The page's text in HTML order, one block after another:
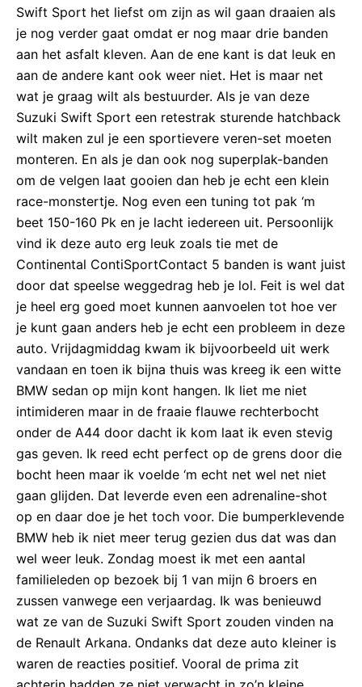
Swift Sport het liefst om zijn as wil gaan draaien als
je nog verder gaat omdat er nog maar drie banden
aan het asfalt kleven. Aan de ene kant is dat leuk en
aan de andere kant ook weer niet. Het is maar net
wat je graag wilt als bestuurder. Als je van deze
Suzuki Swift Sport een retestrak sturende hatchback
wilt maken zul je een sportievere veren-set moeten
monteren. En als je dan ook nog superplak-banden
om de velgen laat gooien dan heb je echt een klein
race-monstertje. Nog even een tuning tot pak ‘m
beet 150-160 Pk en je lacht iedereen uit. Persoonlijk
vind ik deze auto erg leuk zoals tie met de
Continental ContiSportContact 5 banden is want juist
door dat speelse weggedrag heb je lol. Feit is wel dat
je heel erg goed moet kunnen aanvoelen tot hoe ver
je kunt gaan anders heb je echt een probleem in deze
auto. Vrijdagmiddag kwam ik bijvoorbeeld uit werk
vandaan en toen ik bijna thuis was kreeg ik een witte
BMW sedan op mijn kont hangen. Ik liet me niet
intimideren maar in de fraaie flauwe rechterbocht
onder de A44 door dacht ik kom laat ik even stevig
gas geven. Ik reed echt perfect op de grens door die
bocht heen maar ik voelde ‘m echt net wel net niet
gaan glijden. Dat leverde even een adrenaline-shot
op en daar doe je het toch voor. Die bumperklevende
BMW heb ik niet meer terug gezien dus dat was dan
wel weer leuk. Zondag moest ik met een aantal
familieleden op bezoek bij 1 van mijn 6 broers en
zussen vanwege een verjaardag. Ik was benieuwd
wat ze van de Suzuki Swift Sport zouden vinden na
de Renault Arkana. Ondanks dat deze auto kleiner is
waren de reacties positief. Vooral de prima zit